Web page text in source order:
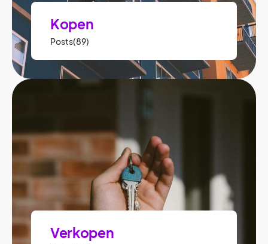
Kopen
Posts(89)
Verkopen